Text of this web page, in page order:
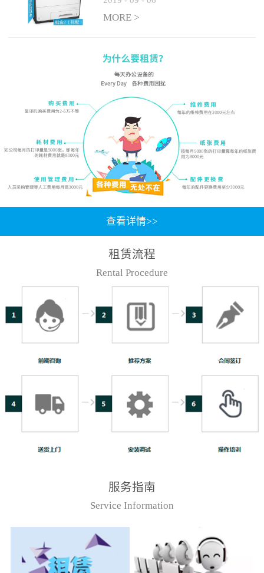
MORE >
查看详情>>
租赁流程
Rental Procedure
服务指南
Service Information